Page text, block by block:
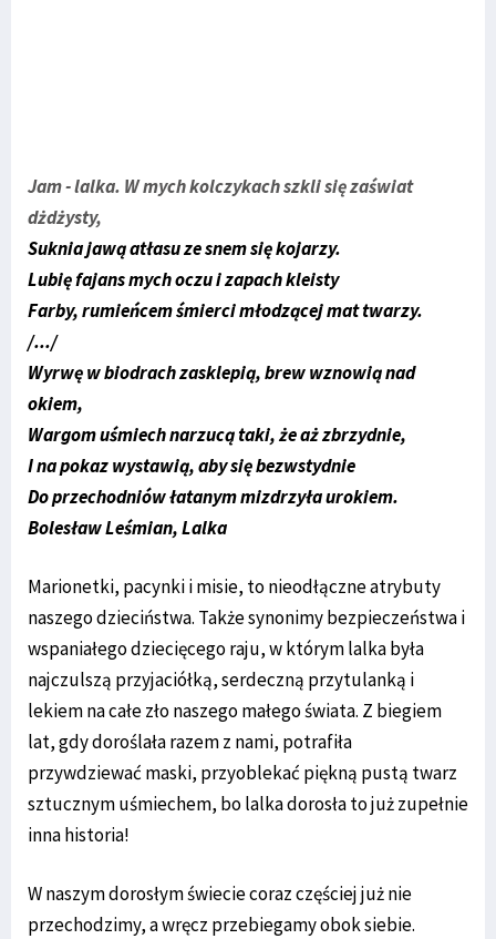
Jam - lalka. W mych kolczykach szkli się zaświat
dżdżysty,
Suknia jawą atłasu ze snem się kojarzy.
Lubię fajans mych oczu i zapach kleisty
Farby, rumieńcem śmierci młodzącej mat twarzy.
/.../
Wyrwę w biodrach zasklepią, brew wznowią nad
okiem,
Wargom uśmiech narzucą taki, że aż zbrzydnie,
I na pokaz wystawią, aby się bezwstydnie
Do przechodniów łatanym mizdrzyła urokiem.
Bolesław Leśmian,Lalka
Marionetki, pacynki i misie, to nieodłączne atrybuty
naszego dzieciństwa. Także synonimy bezpieczeństwa i
wspaniałego dziecięcego raju, w którym lalka była
najczulszą przyjaciółką, serdeczną przytulanką i
lekiem na całe zło naszego małego świata. Z biegiem
lat, gdy doroślała razem z nami, potrafiła
przywdziewać maski, przyoblekać piękną pustą twarz
sztucznym uśmiechem, bo lalka dorosła to już zupełnie
inna historia!
W naszym dorosłym świecie coraz częściej już nie
przechodzimy, a wręcz przebiegamy obok siebie.